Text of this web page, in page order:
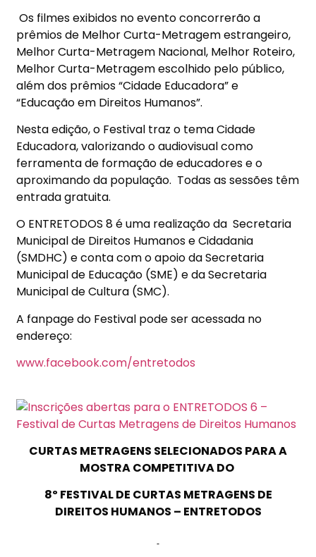
Os filmes exibidos no evento concorrerão a
prêmios de Melhor Curta-Metragem estrangeiro,
Melhor Curta-Metragem Nacional, Melhor Roteiro,
Melhor Curta-Metragem escolhido pelo público,
além dos prêmios “Cidade Educadora” e
“Educação em Direitos Humanos”.
Nesta edição, o Festival traz o tema Cidade
Educadora, valorizando o audiovisual como
ferramenta de formação de educadores e o
aproximando da população. Todas as sessões têm
entrada gratuita.
O ENTRETODOS 8 é uma realização da Secretaria
Municipal de Direitos Humanos e Cidadania
(SMDHC) e conta com o apoio da Secretaria
Municipal de Educação (SME) e da Secretaria
Municipal de Cultura (SMC).
A fanpage do Festival pode ser acessada no
endereço:
www.facebook.com/entretodos
CURTAS METRAGENS SELECIONADOS PARA A
MOSTRA COMPETITIVA DO
8º FESTIVAL DE CURTAS METRAGENS DE
DIREITOS HUMANOS – ENTRETODOS